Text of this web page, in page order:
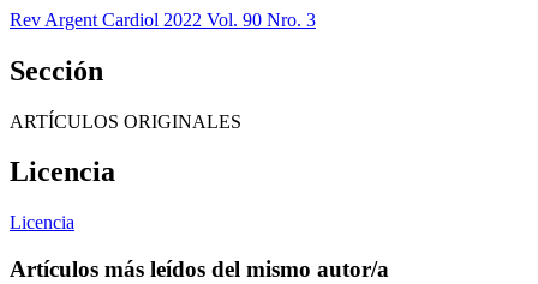
Rev Argent Cardiol 2022 Vol. 90 Nro. 3
Sección
ARTÍCULOS ORIGINALES
Licencia
Licencia
Artículos más leídos del mismo autor/a